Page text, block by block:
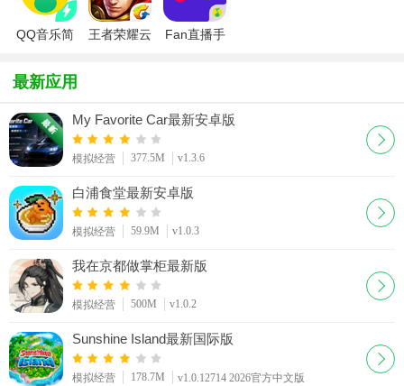
QQ音乐简
王者荣耀云
Fan直播手
最新应用
My Favorite Car最新安卓版
模拟经营 377.5M v1.3.6
白浦食堂最新安卓版
模拟经营 59.9M v1.0.3
我在京都做掌柜最新版
模拟经营 500M v1.0.2
Sunshine Island最新国际版
模拟经营 178.7M v1.0.12714 2026官方中文版